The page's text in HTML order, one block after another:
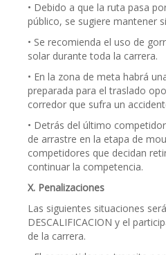
• Debido a que la ruta pasa
público, se sugiere mantener
• Se recomienda el uso de
solar durante toda la carrera.
• En la zona de meta habrá
preparada para el traslado
corredor que sufra un
• Detrás del último
de arrastre en la etapa de
competidores que decidan
continuar la competencia.
X. Penalizaciones
Las siguientes situaciones
DESCALIFICACION y el
de la carrera.